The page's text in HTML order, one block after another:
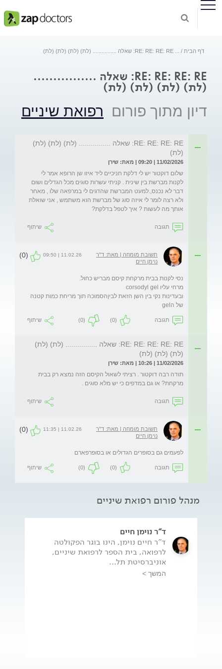
דף הבית RE: RE: RE: RE: שאלה ................ (לת) (לת) (לת) (לת)
RE: RE: RE: RE: שאלה ................
(לת) (לת) (לת) (לת)
דיון מתוך פורום רפואת שיניים
RE: RE: RE: RE: שאלה ................ (לת) (לת) (לת)
(לת)
11/02/2026 | 09:20 | מאת: שירן
שלום דוקטור יש לי דלקת חניכיים ליד איזו שן הרופא אמר לי
לקנות מברשת בין שינית . קניתי עשרות סוגים מכל הגדלים ושום
דבר לא נכנס,.למעט המברשת שהדגים לי במרפאה שלו , מאחר
ולא רצה לומר לי איזה סוג של מברשת הוא משתמש , אני שואלת
אותך מה לעשות ? איך לטפל בדלקת?
תגובה שיתוף
תשובת מומחה | מאת: ד"ר
נוימן חיים
11.02.26 | 09:50
(0)
ובעדינות נקי בין השן הזאת לביןהסמוכה תוך מריחת כמות קטנה
של הgel
תגובה (0)
(0) שיתוף
RE: RE: RE: RE: RE: שאלה ................ (לת) (לת)
(לת) (לת) (לת)
11/02/2026 | 10:26 | מאת: שירן
תודה רבה דוקטור . רציתי לשאול הקיסם הזה נמצא רק בבית
מרקחת? או גם במדפים כי יש מלא סוגים .
תגובה שיתוף
תשובת מומחה | מאת: ד"ר
נוימן חיים
11.02.26 | 11:35
(0)
לפעמים גם בסופרים הגדולים או בסופרפארם
תגובה (0)
(0) שיתוף
מנהל פורום רפואת שיניים
ד"ר נוימן חיים
ד"ר חיים נוימן, הינו בוגר הפקולטה
לרפואה, בית הספר לרפואת שיניים,
אוניברסיטת תל...
המשך >